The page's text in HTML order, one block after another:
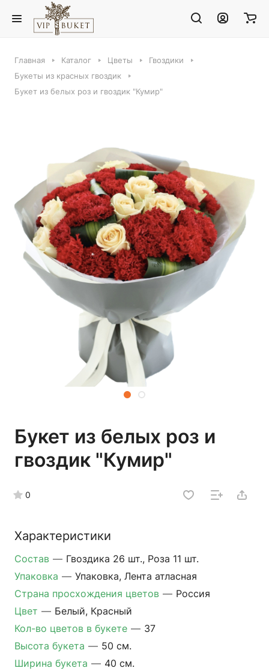
Главная Каталог Цветы
Гвоздики
Букеты из красных гвоздик
Букет из белых роз и гвоздик "Кумир"
Букет из белых роз и
гвоздик "Кумир"
0
Характеристики
Состав — Гвоздика 26 шт., Роза 11 шт.
Упаковка — Упаковка, Лента атласная
Страна просхождения цветов — Россия
Цвет — Белый, Красный
Кол-во цветов в букете — 37
Высота букета — 50 см.
Ширина букета — 40 см.